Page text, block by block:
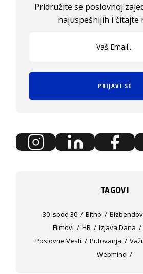
Pridružite se poslovnoj
najuspešnijih i čitajte
PRIJAVI SE
TAGOVI
30 Ispod 30 Bitno
Filmovi
HR Izjava Dana
Poslovne Vesti
Putovanja
Webmind